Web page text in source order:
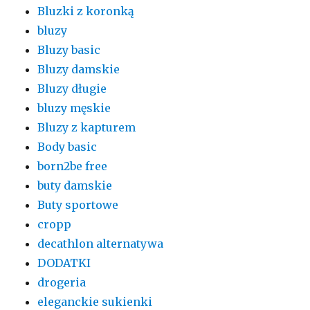
Bluzki z koronką
bluzy
Bluzy basic
Bluzy damskie
Bluzy długie
bluzy męskie
Bluzy z kapturem
Body basic
born2be free
buty damskie
Buty sportowe
cropp
decathlon alternatywa
DODATKI
drogeria
eleganckie sukienki